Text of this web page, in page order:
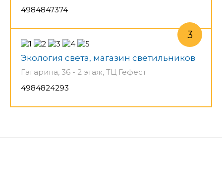
4984847374
Экология света, магазин светильников
Гагарина, 36 - 2 этаж, ТЦ Гефест
4984824293